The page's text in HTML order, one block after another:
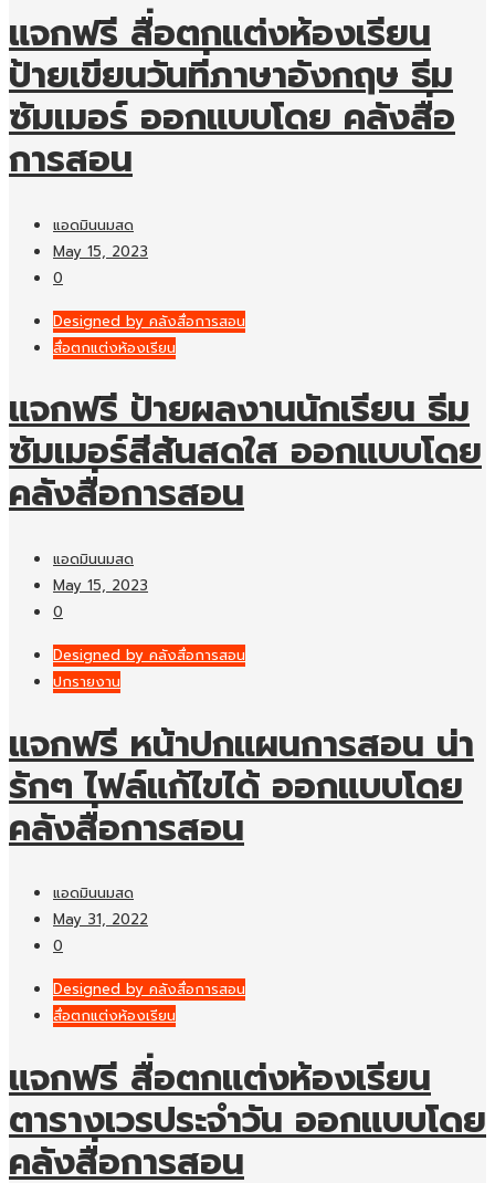
แจกฟรี สื่อตกแต่งห้องเรียน
ป้ายเขียนวันที่ภาษาอังกฤษ ธีม
ซัมเมอร์ ออกแบบโดย คลังสื่อ
การสอน
แอดมินนมสด
May 15, 2023
0
Designed by คลังสื่อการสอน
สื่อตกแต่งห้องเรียน
แจกฟรี ป้ายผลงานนักเรียน ธีม
ซัมเมอร์สีสันสดใส ออกแบบโดย
คลังสื่อการสอน
แอดมินนมสด
May 15, 2023
0
Designed by คลังสื่อการสอน
ปกรายงาน
แจกฟรี หน้าปกแผนการสอน น่า
รักๆ ไฟล์แก้ไขได้ ออกแบบโดย
คลังสื่อการสอน
แอดมินนมสด
May 31, 2022
0
Designed by คลังสื่อการสอน
สื่อตกแต่งห้องเรียน
แจกฟรี สื่อตกแต่งห้องเรียน
ตารางเวรประจำวัน ออกแบบโดย
คลังสื่อการสอน